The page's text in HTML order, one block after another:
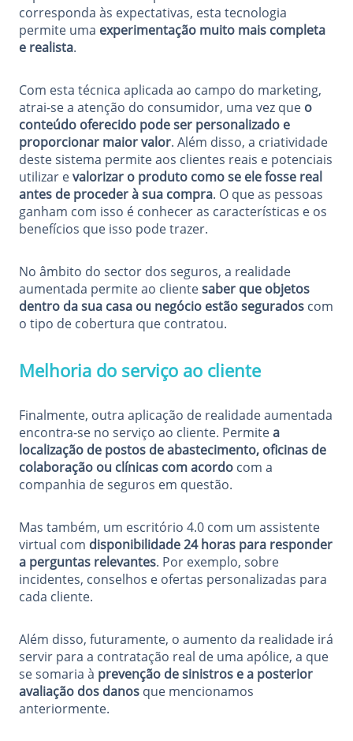
corresponda às expectativas, esta tecnologia
permite uma experimentação muito mais completa
e realista.
Com esta técnica aplicada ao campo do marketing,
atrai-se a atenção do consumidor, uma vez que o
conteúdo oferecido pode ser personalizado e
proporcionar maior valor. Além disso, a criatividade
deste sistema permite aos clientes reais e potenciais
utilizar evalorizar o produto como se ele fosse real
antes de proceder à sua compra. O que as pessoas
ganham com isso é conhecer as características e os
benefícios que isso pode trazer.
No âmbito do sector dos seguros, a realidade
aumentada permite ao clientesaber que objetos
dentro da sua casa ou negócio estão segurados com
o tipo de cobertura que contratou.
Melhoria do serviço ao cliente
Finalmente, outra aplicação de realidade aumentada
encontra-se no serviço ao cliente. Permitea
localização de postos de abastecimento, oficinas de
colaboração ou clínicas com acordo com a
companhia de seguros em questão.
Mas também, um escritório 4.0 com um assistente
virtual com disponibilidade 24 horas para responder
a perguntas relevantes. Por exemplo, sobre
incidentes, conselhos e ofertas personalizadas para
cada cliente.
Além disso, futuramente, o aumento da realidade irá
servir para a contratação real de uma apólice, a que
se somaria à prevenção de sinistros e a posterior
avaliação dos danos que mencionamos
anteriormente.